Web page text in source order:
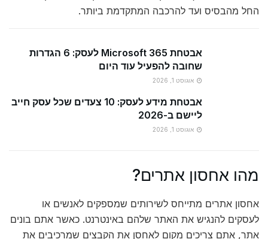
החל מהבסיס ועד להרכבה המתקדמת ביותר.
אבטחת Microsoft 365 לעסק: 6 הגדרות
שחובה להפעיל עוד היום
אוגוסט 1, 2026
אבטחת מידע לעסק: 10 צעדים שכל עסק חייב
ליישם ב-2026
אוגוסט 1, 2026
מהו אחסון אתרים?
אחסון אתרים מתייחס לשירותים שמספקים לאנשים או
לעסקים להנגיש את האתר שלהם באינטרנט. כאשר אתם בונים
אתר, אתם צריכים מקום לאחסן את הקבצים שמרכיבים את